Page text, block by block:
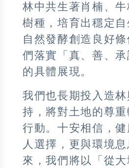
林中共生著肖楠、
樹種，培育出穩定
自然發酵創造良好
們落實「真、善、
的具體展現。
我們也長期投入造
持，將對土地的尊
行動。十安相信，健
人選擇，更與環境
來，我們將以「從大